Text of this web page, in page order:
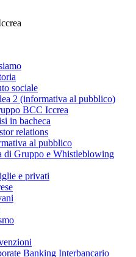
sociale
2 (informativa al pubblico)
BCC Iccrea
in bacheca
relations
al pubblico
di Gruppo e Whistleblowing
e privati
Banking Interbancario